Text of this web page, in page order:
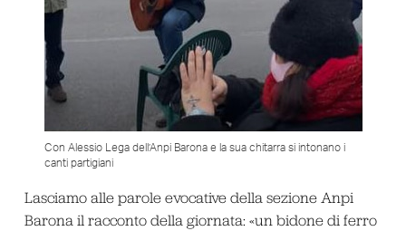
Con Alessio Lega dell’Anpi Barona e la sua chitarra si intonano i
canti partigiani
Lasciamo alle parole evocative della sezione Anpi
Barona il racconto della giornata: «un bidone di ferro